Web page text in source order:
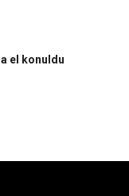
el konuldu